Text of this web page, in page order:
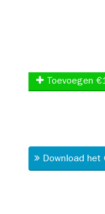
Toevoegen
Download